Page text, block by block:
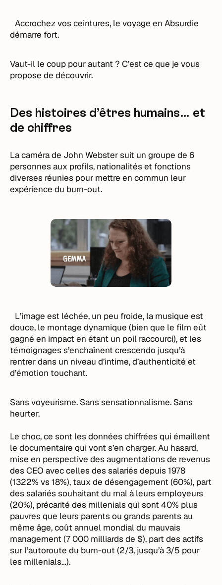
Accrochez vos ceintures, le voyage en Absurdie
démarre fort.
Vaut-il le coup pour autant ? C’est ce que je vous
propose de découvrir.
Des histoires d’êtres humains… et
de chiffres
La caméra de John Webster suit un groupe de 6
personnes aux profils, nationalités et fonctions
diverses réunies pour mettre en commun leur
expérience du burn-out.
L’image est léchée, un peu froide, la musique est
douce, le montage dynamique (bien que le film eût
gagné en impact en étant un poil raccourci), et les
témoignages s’enchaînent crescendo jusqu’à
rentrer dans un niveau d’intime, d’authenticité et
d’émotion touchant.
Sans voyeurisme. Sans sensationnalisme. Sans
heurter.
Le choc, ce sont les données chiffrées qui émaillent
le documentaire qui vont s’en charger. Au hasard,
mise en perspective des augmentations de revenus
des CEO avec celles des salariés depuis 1978
(1322% vs 18%), taux de désengagement (60%), part
des salariés souhaitant du mal à leurs employeurs
(20%), précarité des millenials qui sont 40% plus
pauvres que leurs parents ou grands parents au
même âge, coût annuel mondial du mauvais
management (7 000 milliards de $), part des actifs
sur l’autoroute du burn-out (2/3, jusqu’à 3/5 pour
les millenials…).